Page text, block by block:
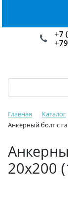
+7
Главная Каталог
Анкерный болт с
20х200